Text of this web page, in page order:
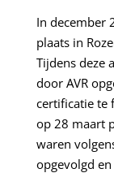
In december
plaats in
Tijdens deze
door AVR
certificatie te
op 28 maart
waren
opgevolgd